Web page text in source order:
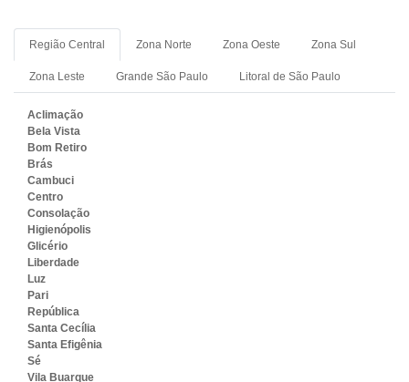
Região Central Zona Norte Zona Oeste Zona Sul
Zona Leste Grande São Paulo Litoral de São Paulo
Aclimação
Bela Vista
Bom Retiro
Brás
Cambuci
Centro
Consolação
Higienópolis
Glicério
Liberdade
Luz
Pari
República
Santa Cecília
Santa Efigênia
Sé
Vila Buarque